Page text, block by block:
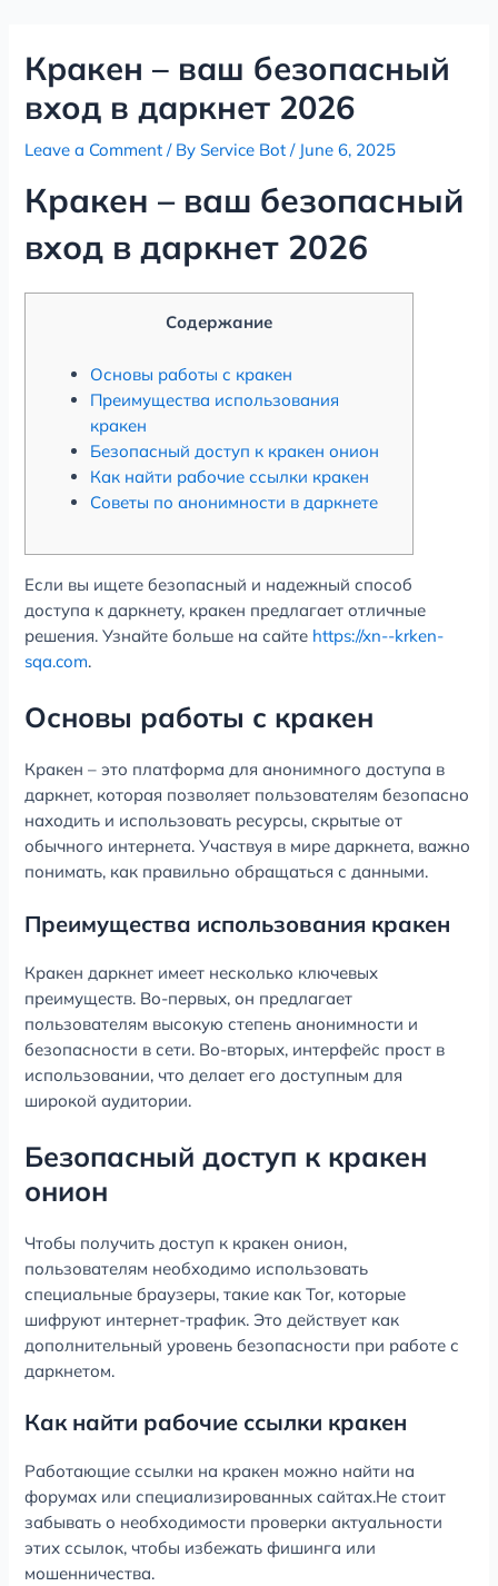
contentКракен – ваш безопасный
вход в даркнет 2026
Leave a Comment / ByService Bot/ June 6, 2025
Кракен – ваш безопасный
вход в даркнет 2026
Содержание
Основы работы с кракен
Преимущества использования
кракен
Безопасный доступ к кракен онион
Как найти рабочие ссылки кракен
Советы по анонимности в даркнете
Если вы ищете безопасный и надежный способ
доступа к даркнету, кракен предлагает отличные
решения. Узнайте больше на сайте https://xn--krken-
sqa.com.
Основы работы с кракен
Кракен – это платформа для анонимного доступа в
даркнет, которая позволяет пользователям безопасно
находить и использовать ресурсы, скрытые от
обычного интернета. Участвуя в мире даркнета, важно
понимать, как правильно обращаться с данными.
Преимущества использования кракен
Кракен даркнет имеет несколько ключевых
преимуществ. Во-первых, он предлагает
пользователям высокую степень анонимности и
безопасности в сети. Во-вторых, интерфейс прост в
использовании, что делает его доступным для
широкой аудитории.
Безопасный доступ к кракен
онион
Чтобы получить доступ к кракен онион,
пользователям необходимо использовать
специальные браузеры, такие как Tor, которые
шифруют интернет-трафик. Это действует как
дополнительный уровень безопасности при работе с
даркнетом.
Как найти рабочие ссылки кракен
Работающие ссылки на кракен можно найти на
форумах или специализированных сайтах.Не стоит
забывать о необходимости проверки актуальности
этих ссылок, чтобы избежать фишинга или
мошенничества.